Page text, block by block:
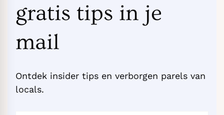
gratis tips in je
mail
Ontdek insider tips en verborgen parels van
locals.